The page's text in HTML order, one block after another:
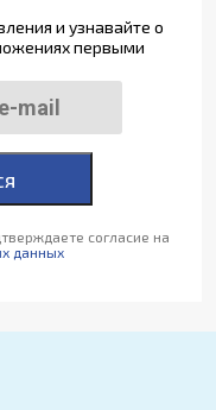
и узнавайте о
первыми
согласие на
данных